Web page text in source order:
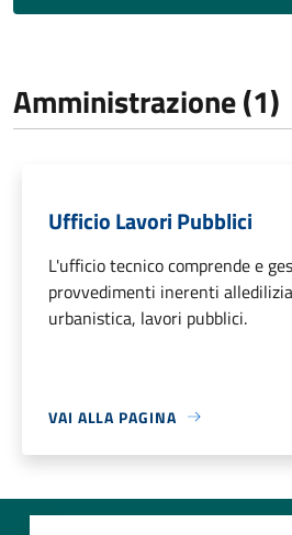
Amministrazione (1)
Ufficio Lavori Pubblici
L'ufficio tecnico comprende e
provvedimenti inerenti
urbanistica, lavori pubblici.
VAI ALLA PAGINA